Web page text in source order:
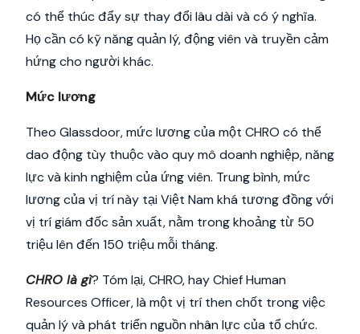
có thể thúc đẩy sự thay đổi lâu dài và có ý nghĩa.
Họ cần có kỹ năng quản lý, động viên và truyền cảm
hứng cho người khác.
Mức lương
Theo Glassdoor, mức lương của một CHRO có thể
dao động tùy thuộc vào quy mô doanh nghiệp, năng
lực và kinh nghiệm của ứng viên. Trung bình, mức
lương của vị trí này tại Việt Nam khá tương đồng với
vị trí giám đốc sản xuất, nằm trong khoảng từ 50
triệu lên đến 150 triệu mỗi tháng.
CHRO là gì? Tóm lại, CHRO, hay Chief Human
Resources Officer, là một vị trí then chốt trong việc
quản lý và phát triển nguồn nhân lực của tổ chức.